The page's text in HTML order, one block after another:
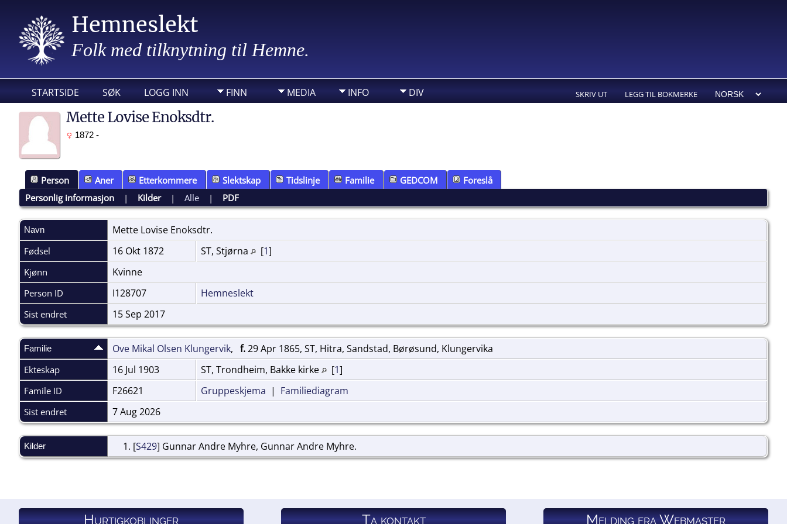
Hemneslekt
Folk med tilknytning til Hemne.
STARTSIDE SØK LOGG INN FINN MEDIA INFO DIV SKRIV UT LEGG TIL BOKMERKE
Mette Lovise Enoksdtr.
1872 -
Person Aner Etterkommere Slektskap Tidslinje Familie GEDCOM
Foreslå
Personlig informasjon | Kilder|Alle | PDF
Navn Mette Lovise Enoksdtr.
Fødsel 16 Okt 1872 ST, Stjørna [1]
Kjønn Kvinne
Person ID I128707 Hemneslekt
Sist endret 15 Sep 2017
Familie Ove Mikal Olsen Klungervik, f.29 Apr 1865, ST, Hitra, Sandstad, Børøsund, Klungervika
Ekteskap 16 Jul 1903 ST, Trondheim, Bakke kirke [1]
Famile ID F26621 Gruppeskjema | Familiediagram
Sist endret 7 Aug 2026
Kilder [S429] Gunnar Andre Myhre, Gunnar Andre Myhre.
Hurtigkoblinger Ta kontakt Melding fra Webmaster